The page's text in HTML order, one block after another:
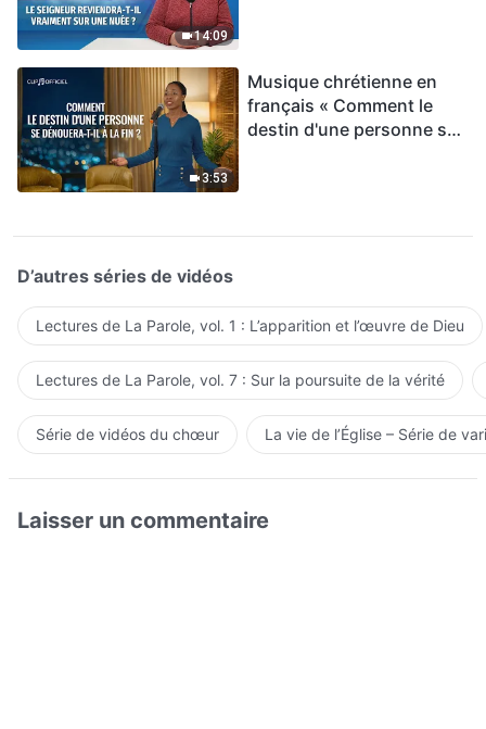
14:09
3:53
Musique chrétienne en
français « Comment le
destin d'une personne se
D’autres séries de vidéos
Lectures de La Parole, vol. 1 : L’apparition et l’œuvre de Dieu
Lectures de La Parole, vol. 7 : Sur la poursuite de la vérité
Série de vidéos du chœur La vie de l’Église – Série de
Laisser un commentaire